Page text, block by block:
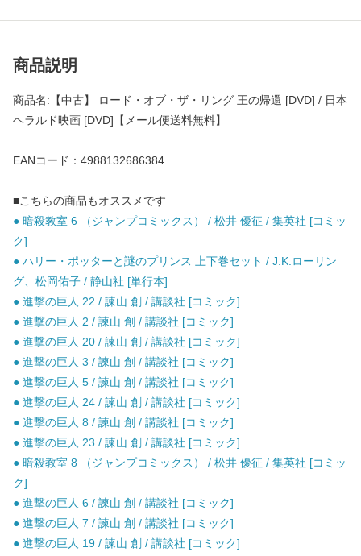
商品説明
商品名:【中古】 ロード・オブ・ザ・リング 王の帰還 [DVD] / 日本
ヘラルド映画 [DVD]【メール便送料無料】
EANコード：4988132686384
■こちらの商品もオススメです
● 暗殺教室 6 （ジャンプコミックス） / 松井 優征 / 集英社 [コミッ
ク]
● ハリー・ポッターと謎のプリンス 上下巻セット / J.K.ローリン
グ、松岡佑子 / 静山社 [単行本]
● 進撃の巨人 22 / 諫山 創 / 講談社 [コミック]
● 進撃の巨人 2 / 諫山 創 / 講談社 [コミック]
● 進撃の巨人 20 / 諫山 創 / 講談社 [コミック]
● 進撃の巨人 3 / 諫山 創 / 講談社 [コミック]
● 進撃の巨人 5 / 諫山 創 / 講談社 [コミック]
● 進撃の巨人 24 / 諫山 創 / 講談社 [コミック]
● 進撃の巨人 8 / 諫山 創 / 講談社 [コミック]
● 進撃の巨人 23 / 諫山 創 / 講談社 [コミック]
● 暗殺教室 8 （ジャンプコミックス） / 松井 優征 / 集英社 [コミッ
ク]
● 進撃の巨人 6 / 諫山 創 / 講談社 [コミック]
● 進撃の巨人 7 / 諫山 創 / 講談社 [コミック]
● 進撃の巨人 19 / 諫山 創 / 講談社 [コミック]